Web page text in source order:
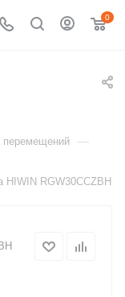
0
перемещений —
HIWIN RGW30CCZBH